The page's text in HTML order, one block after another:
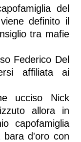
del
definito il
tra mafie
Federico Del
affiliata ai
ucciso Nick
allora in
capofamiglia
bara d'oro con